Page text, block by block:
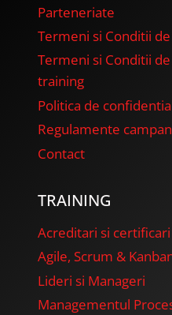
Parteneriate
Termeni si Conditii
Termeni si Conditii
training
Politica de
Regulamente
Contact
TRAINING
Acreditari si
Agile, Scrum &
Lideri si Manageri
Managementul